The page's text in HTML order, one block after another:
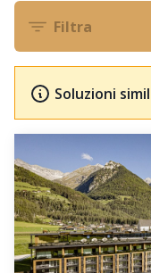
Filtra
Soluzioni